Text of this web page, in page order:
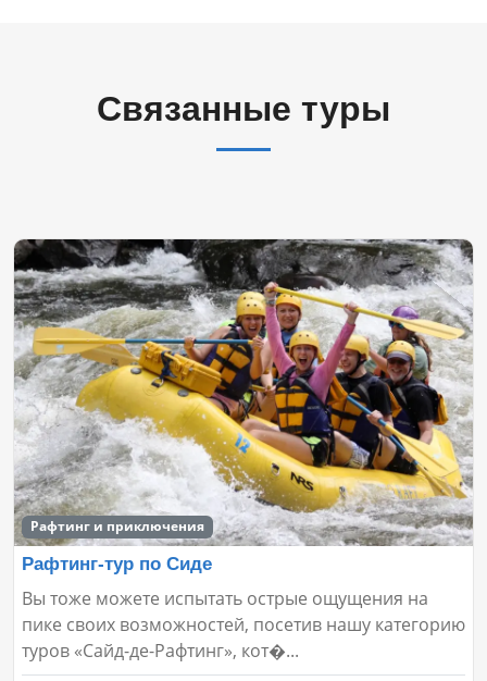
Связанные туры
Рафтинг и приключения
Рафтинг-тур по Сиде
Вы тоже можете испытать острые ощущения на
пике своих возможностей, посетив нашу категорию
туров «Сайд-де-Рафтинг», кот�...